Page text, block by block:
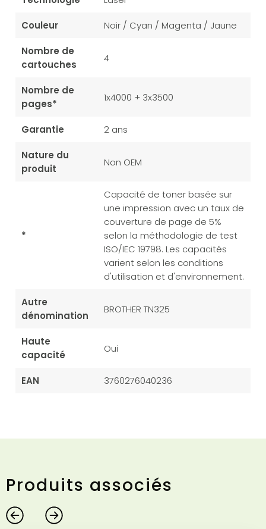
Couleur Noir / Cyan / Magenta / Jaune
Nombre de
cartouches
4
Nombre de
pages*
1x4000 + 3x3500
Garantie 2 ans
Nature du
produit
Non OEM
*
Capacité de toner basée sur
une impression avec un taux de
couverture de page de 5%
selon la méthodologie de test
ISO/IEC 19798. Les capacités
varient selon les conditions
d'utilisation et d'environnement.
Autre
dénomination
BROTHER TN325
Haute
capacité
Oui
EAN 3760276040236
Produits associés